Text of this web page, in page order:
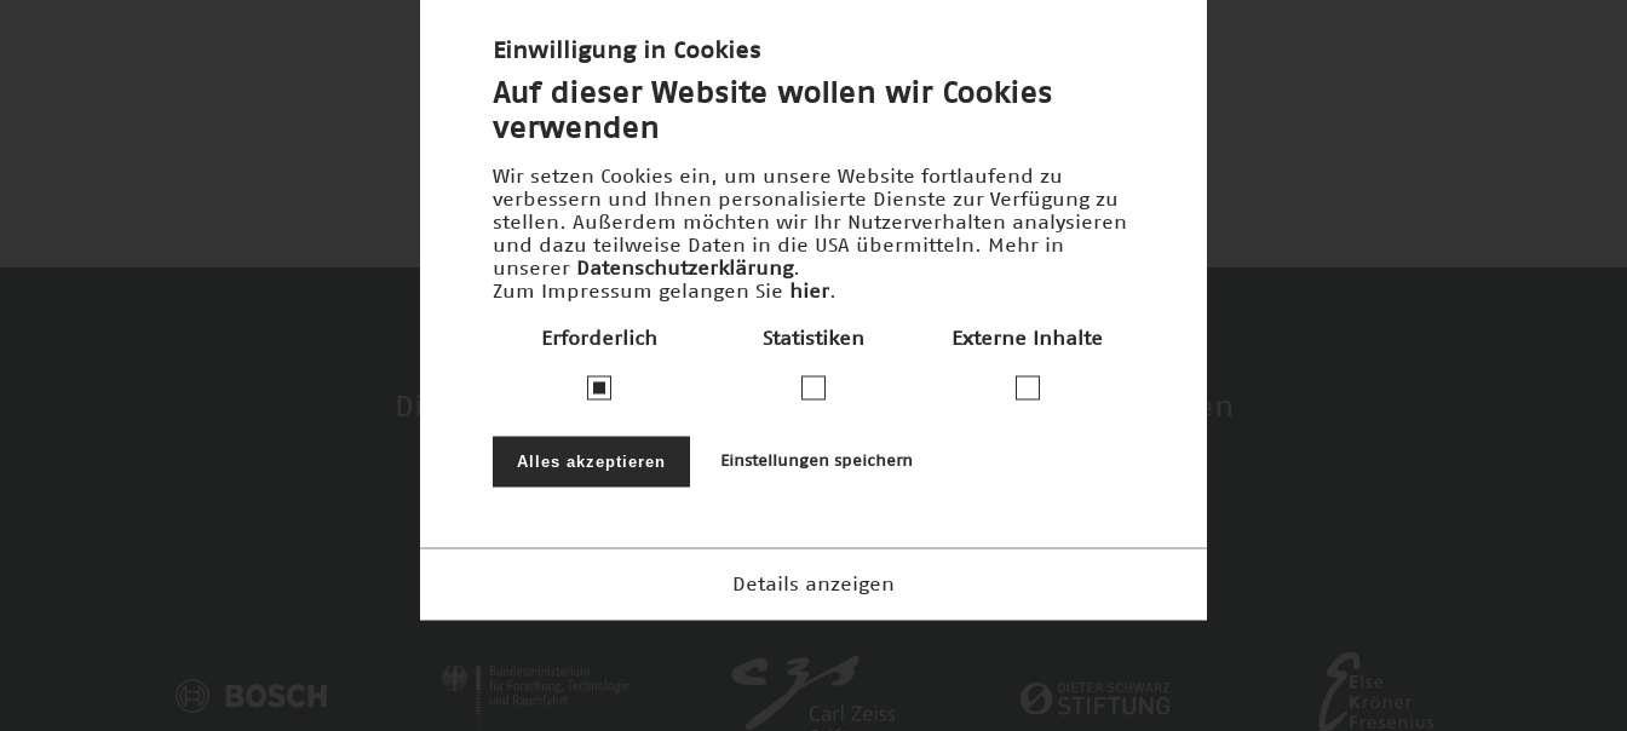
Diese Unternehmen und Stiftungen fördern den Deutschen
Zukunftspreis und die damit verbundenen Ziele
Einwilligung in Cookies
Auf dieser Website wollen wir Cookies
verwenden
Wir setzen Cookies ein, um unsere Website fortlaufend zu
verbessern und Ihnen personalisierte Dienste zur Verfügung zu
stellen. Außerdem möchten wir Ihr Nutzerverhalten analysieren
und dazu teilweise Daten in die USA übermitteln. Mehr in
unserer Datenschutzerklärung.
Zum Impressum gelangen Sie
hier.
Erforderlich Statistiken Externe Inhalte
Alles akzeptieren Einstellungen speichern
Details anzeigen